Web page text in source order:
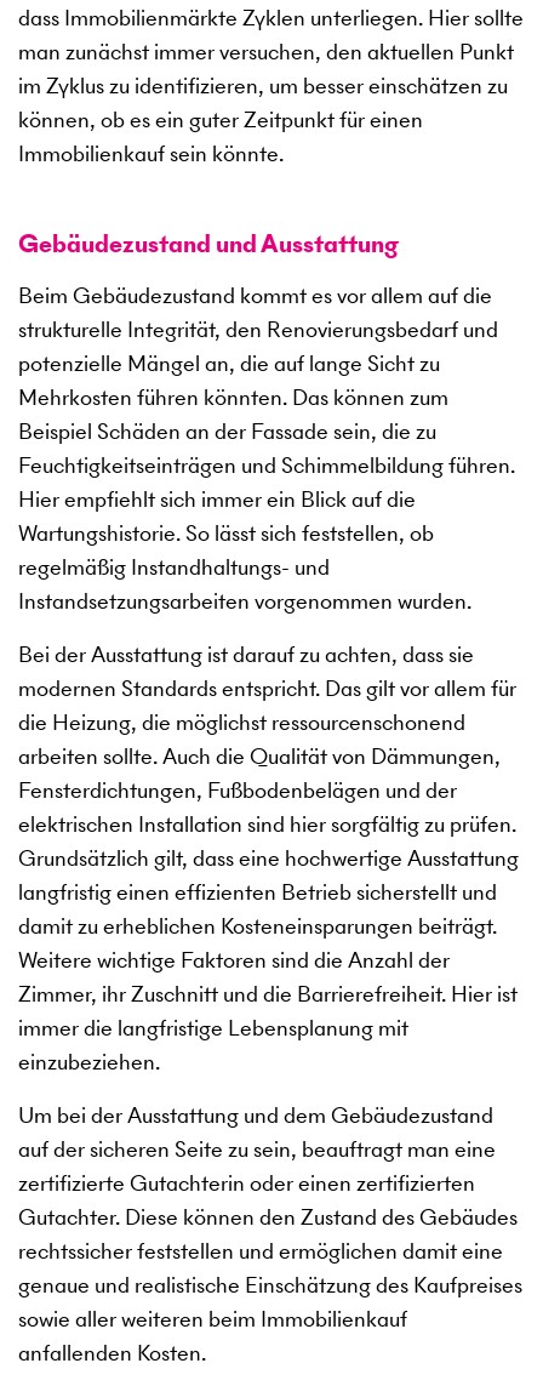
dass Immobilienmärkte Zyklen unterliegen. Hier sollte
man zunächst immer versuchen, den aktuellen Punkt
im Zyklus zu identifizieren, um besser einschätzen zu
können, ob es ein guter Zeitpunkt für einen
Immobilienkauf sein könnte.
Gebäudezustand und Ausstattung
Beim Gebäudezustand kommt es vor allem auf die
strukturelle Integrität, den Renovierungsbedarf und
potenzielle Mängel an, die auf lange Sicht zu
Mehrkosten führen könnten. Das können zum
Beispiel Schäden an der Fassade sein, die zu
Feuchtigkeitseinträgen und Schimmelbildung führen.
Hier empfiehlt sich immer ein Blick auf die
Wartungshistorie. So lässt sich feststellen, ob
regelmäßig Instandhaltungs- und
Instandsetzungsarbeiten vorgenommen wurden.
Bei der Ausstattung ist darauf zu achten, dass sie
modernen Standards entspricht. Das gilt vor allem für
die Heizung, die möglichst ressourcenschonend
arbeiten sollte. Auch die Qualität von Dämmungen,
Fensterdichtungen, Fußbodenbelägen und der
elektrischen Installation sind hier sorgfältig zu prüfen.
Grundsätzlich gilt, dass eine hochwertige Ausstattung
langfristig einen effizienten Betrieb sicherstellt und
damit zu erheblichen Kosteneinsparungen beiträgt.
Weitere wichtige Faktoren sind die Anzahl der
Zimmer, ihr Zuschnitt und die Barrierefreiheit. Hier ist
immer die langfristige Lebensplanung mit
einzubeziehen.
Um bei der Ausstattung und dem Gebäudezustand
auf der sicheren Seite zu sein, beauftragt man eine
zertifizierte Gutachterin oder einen zertifizierten
Gutachter. Diese können den Zustand des Gebäudes
rechtssicher feststellen und ermöglichen damit eine
genaue und realistische Einschätzung des Kaufpreises
sowie aller weiteren beim Immobilienkauf
anfallenden Kosten.